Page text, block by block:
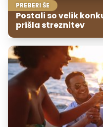
PREBERI ŠE
Postali so velik
prišla streznitev